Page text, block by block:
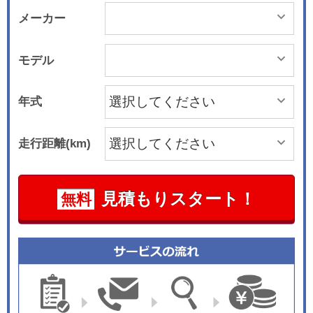
メーカー
モデル
年式
走行距離(km)
無料 見積もりスタート！